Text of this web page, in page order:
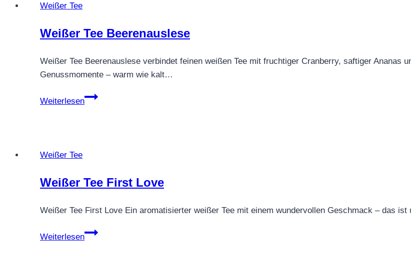
Weißer Tee
Weißer Tee Beerenauslese
Weißer Tee Beerenauslese verbindet feinen weißen Tee mit fruchtiger Cranberry, saftiger Ananas
Genussmomente – warm wie kalt…
Weiterlesen
Weißer
Weißer Tee
Weißer Tee First Love
Weißer Tee First Love Ein aromatisierter weißer Tee mit einem wundervollen Geschmack – das
Weiterlesen
Weißer